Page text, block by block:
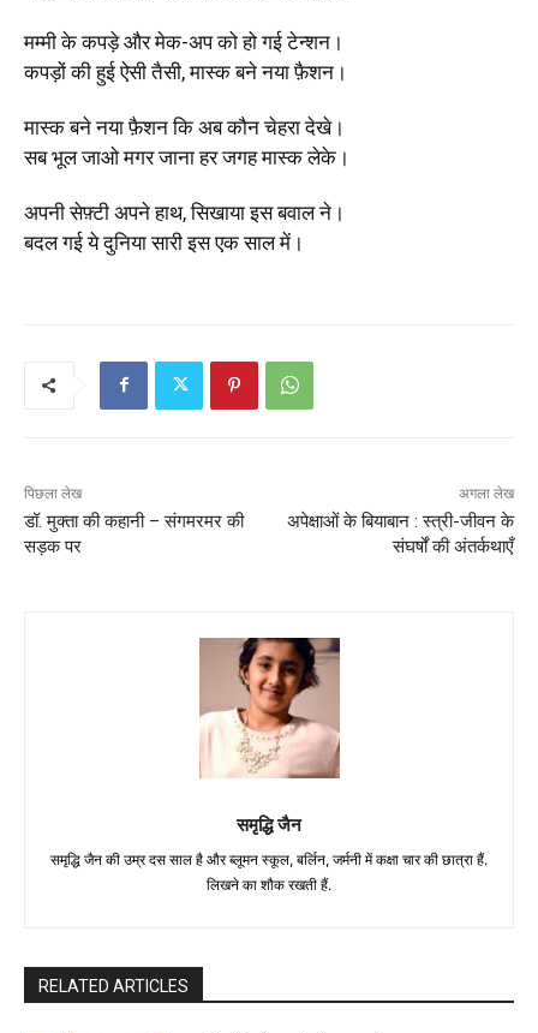
मम्मी के कपड़े और मेक-अप को हो गई टेन्शन।
कपड़ों की हुई ऐसी तैसी, मास्क बने नया फ़ैशन।
मास्क बने नया फ़ैशन कि अब कौन चेहरा देखे।
सब भूल जाओ मगर जाना हर जगह मास्क लेके।
अपनी सेफ़्टी अपने हाथ, सिखाया इस बवाल ने।
बदल गई ये दुनिया सारी इस एक साल में।
पिछला लेख
डॉ. मुक्ता की कहानी – संगमरमर की
सड़क पर
अगला लेख
अपेक्षाओं के बियाबान : स्त्री-जीवन के
संघर्षों की अंतर्कथाएँ
समृद्धि जैन
समृद्धि जैन की उम्र दस साल है और ब्लूमन स्कूल, बर्लिन, जर्मनी में कक्षा चार की छात्रा हैं.
लिखने का शौक रखती हैं.
RELATED ARTICLES